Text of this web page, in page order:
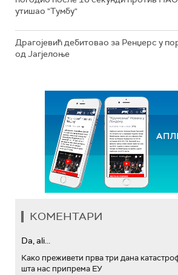
утишао "Тумбу"
Драгојевић дебитовао за Ренџерс у
од Јагјелоње
КОМЕНТАРИ
Da, ali...
Како преживети прва три дана
шта нас припрема ЕУ